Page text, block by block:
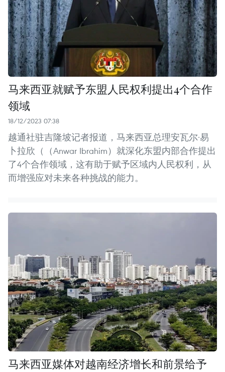
马来西亚就赋予东盟人民权利提出4个合作
领域
18/12/2023 07:38
越通社驻吉隆坡记者报道，马来西亚总理安瓦尔·易
卜拉欣（（Anwar Ibrahim）就深化东盟内部合作提出
了4个合作领域，这有助于赋予区域内人民权利，从
而增强应对未来各种挑战的能力。
马来西亚媒体对越南经济增长和前景给予